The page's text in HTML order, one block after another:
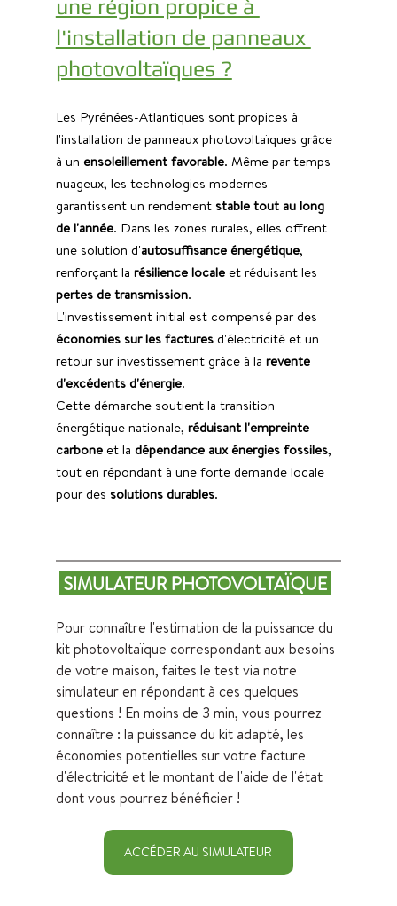
une région propice à
l'installation de panneaux
photovoltaïques ?
Les Pyrénées-Atlantiques sont propices à
l'installation de panneaux photovoltaïques grâce
à un ensoleillement favorable. Même par temps
nuageux, les technologies modernes
garantissent un rendement stable tout au long
de l'année. Dans les zones rurales, elles offrent
une solution d'autosuffisance énergétique,
renforçant la résilience locale et réduisant les
pertes de transmission.
L'investissement initial est compensé par des
économies sur les factures d'électricité et un
retour sur investissement grâce à la revente
d'excédents d'énergie.
Cette démarche soutient la transition
énergétique nationale, réduisant l'empreinte
carbone et la dépendance aux énergies fossiles,
tout en répondant à une forte demande locale
pour des solutions durables.
SIMULATEUR PHOTOVOLTAÏQUE
Pour connaître l'estimation de la puissance du
kit photovoltaïque correspondant aux besoins
de votre maison, faites le test via notre
simulateur en répondant à ces quelques
questions ! En moins de 3 min, vous pourrez
connaître : la puissance du kit adapté, les
économies potentielles sur votre facture
d'électricité et le montant de l'aide de l'état
dont vous pourrez bénéficier !
ACCÉDER AU SIMULATEUR